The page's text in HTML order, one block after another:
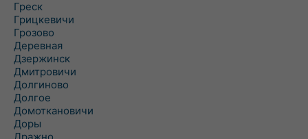
Греск
Грицкевичи
Грозово
Деревная
Дзержинск
Дмитровичи
Долгиново
Долгое
Домоткановичи
Доры